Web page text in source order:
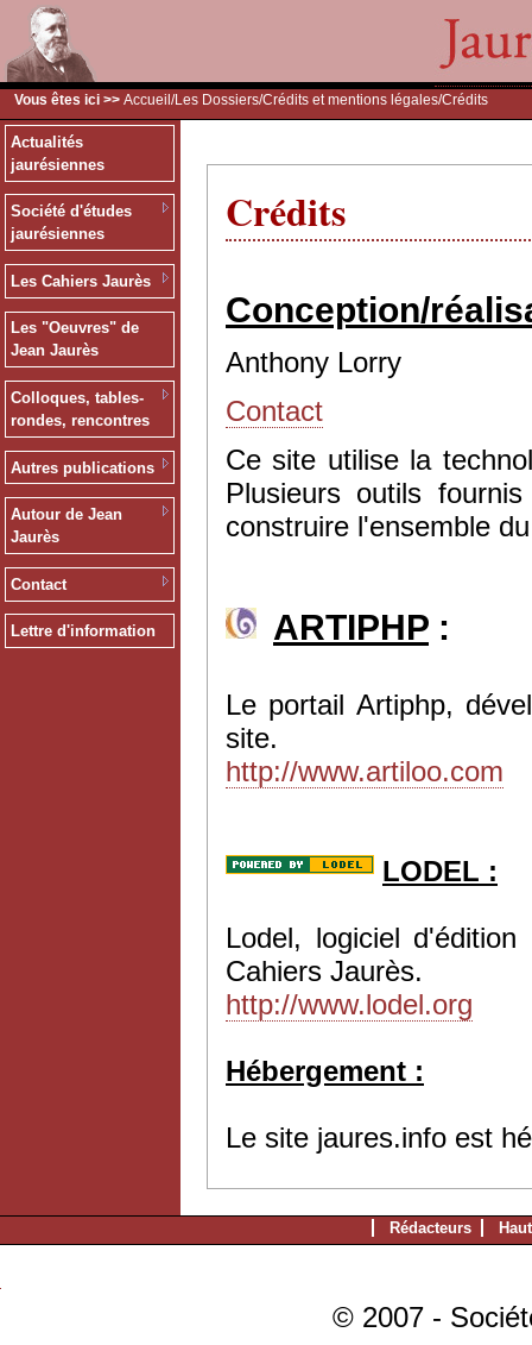
Vous êtes ici >> Accueil /Les Dossiers/Crédits et mentions légales/Crédits
Actualités
jaurésiennes
Société d'études
jaurésiennes
Les Cahiers Jaurès
Les "Oeuvres" de
Jean Jaurès
Colloques, tables-
rondes, rencontres
Autres publications
Autour de Jean
Jaurès
Contact
Lettre d'information
Crédits
Conception/
Anthony Lorry
Contact
Ce site utilise la
Plusieurs outils
construire l'ensemble
ARTIPHP :
Le portail Artiphp,
site.
http://www.artiloo.com
LODEL :
Lodel, logiciel
Cahiers Jaurès.
http://www.lodel.org
Hébergement :
Le site jaures.info est
Rédacteurs
© 2007 -